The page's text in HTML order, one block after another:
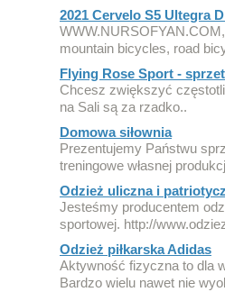
2021 Cervelo S5 Ultegra
mountain bicycles, road
Flying Rose Sport -
Chcesz zwiększyć
na Sali są za rzadko..
Domowa siłownia
Prezentujemy Państwu
treningowe własnej
Odzież uliczna i
Jesteśmy producentem
sportowej. http://
Odzież piłkarska Adidas
Aktywność fizyczna to dla
Bardzo wielu nawet nie